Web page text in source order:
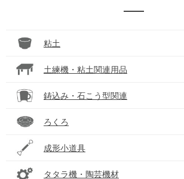
粘土
土練機・粘土関連用品
鋳込み・石こう型関連
ろくろ
成形小道具
タタラ機・陶芸機材